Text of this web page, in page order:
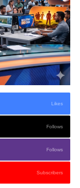
Likes
Follows
Follows
Subscribers